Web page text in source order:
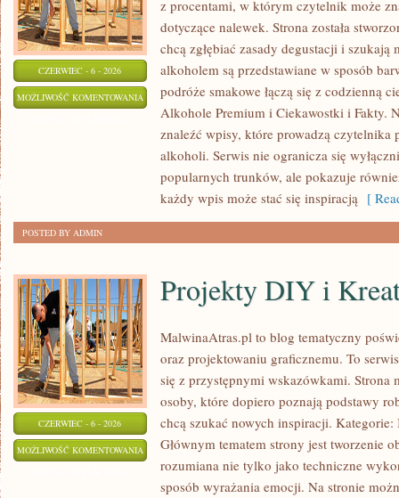
CZERWIEC - 6 - 2026
MOŻLIWOŚĆ KOMENTOWANIA KULTURA
TRADYCJE
PICIE
z procentami, w którym czytelnik może
dotyczące nalewek. Strona została
chcą zgłębiać zasady degustacji i
alkoholem są przedstawiane w sposób
podróże smakowe łączą się z codzienną
Alkohole Premium i Ciekawostki i Fakty.
znaleźć wpisy, które prowadzą czytelnika
alkoholi. Serwis nie ogranicza się
popularnych trunków, ale pokazuje
każdy wpis może stać się inspiracją [
POSTED BY ADMIN
CZERWIEC - 6 - 2026
MOŻLIWOŚĆ KOMENTOWANIA PROJEKTY
Projekty DIY i
MalwinaAtras.pl to blog tematyczny
oraz projektowaniu graficznemu. To
się z przystępnymi wskazówkami. Strona
osoby, które dopiero poznają podstawy
chcą szukać nowych inspiracji.
Głównym tematem strony jest tworzenie
rozumiana nie tylko jako techniczne
sposób wyrażania emocji. Na stronie